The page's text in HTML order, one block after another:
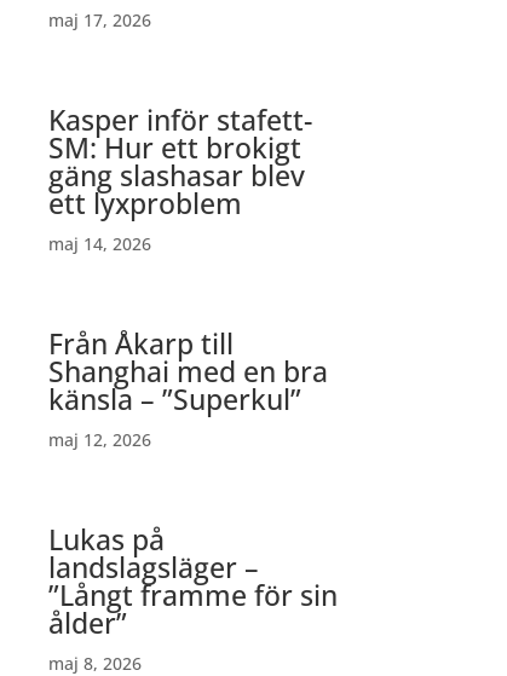
maj 17, 2026
Kasper inför stafett-
SM: Hur ett brokigt
gäng slashasar blev
ett lyxproblem
maj 14, 2026
Från Åkarp till
Shanghai med en bra
känsla – ”Superkul”
maj 12, 2026
Lukas på
landslagsläger –
”Långt framme för sin
ålder”
maj 8, 2026